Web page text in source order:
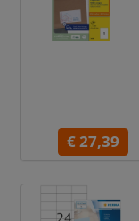
€ 27,39